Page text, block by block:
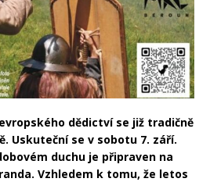
evropského dědictví se již tradičně
Uskuteční se v sobotu 7. září.
duchu je připraven na
Vzhledem k tomu, že letos